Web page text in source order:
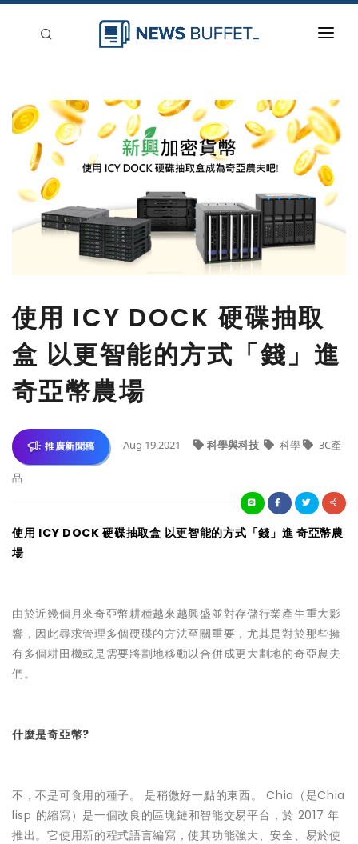
新聞稿分類
登入
使用 ICY DOCK 硬碟抽取
盒 以更智能的方式「錢」進
奇亞幣農場
推廣新聞稿 Aug 19,2021 科學與科技 科學 3C產
品
使用 ICY DOCK 硬碟抽取盒 以更智能的方式「錢」進 奇亞幣農
場
由於近幾個月來奇亞幣耕種越來越興盛並對存儲行業產生重大影
響，因此尋求管理多個硬碟的方法至關重要，尤其是對於那些擁
有多個耕田機或是需要將劃地移動以合併成更大劃地的奇亞農夫
們。
什麼是奇亞幣?
不，不是可食用的種子。 是稍微好一點的東西。 Chia（是Chia
lisp 的縮寫）是一個改良的區塊鏈和智能交易平台，於 2017 年
推出。它使用新的程式語言編寫，使其功能強大、安全、易於使